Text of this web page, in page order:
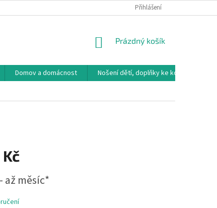
DOPRAVA, PLATBY A
Přihlášení
NÁKUPNÍ
Prázdný košík
Domov a domácnost
Nošení dětí, doplňky ke kočárkům
až měsíc*